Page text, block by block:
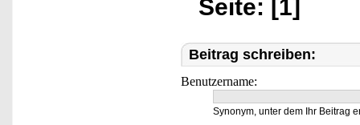
Seite: [1]
Beitrag schreiben:
Benutzername:
Synonym, unter dem Ihr Beitrag